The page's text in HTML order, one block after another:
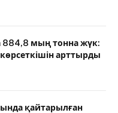
мың тонна жүк:
арттырды
қайтарылған